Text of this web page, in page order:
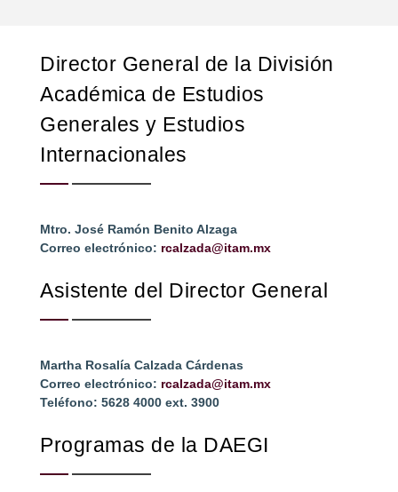
Director General de la División
Académica de Estudios
Generales y Estudios
Internacionales
Mtro. José Ramón Benito Alzaga
Correo electrónico: rcalzada@itam.mx
Asistente del Director General
Martha Rosalía Calzada Cárdenas
Correo electrónico: rcalzada@itam.mx
Teléfono: 5628 4000 ext. 3900
Programas de la DAEGI